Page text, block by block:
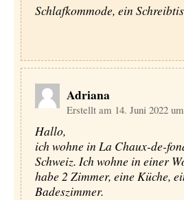
Schlafkommode, ein
Adriana
Erstellt am 14. Juni 2022
Hallo,
ich wohne in La Chaux-de-
Schweiz. Ich wohne in einer
habe 2 Zimmer, eine Küche,
Badeszimmer.